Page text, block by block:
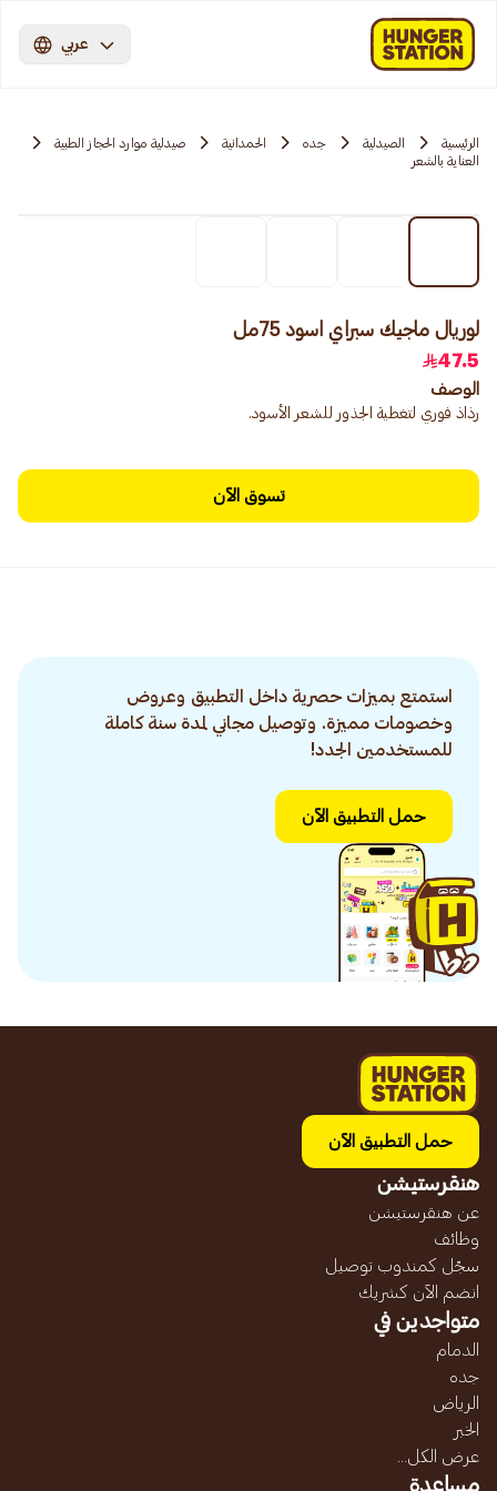
عربي
الرئيسية الصيدلية جده الحمدانية
صيدلية موارد الحجاز الطبية
العناية بالشعر
لوريال ماجيك سبراي اسود 75مل
47.5
الوصف
رذاذ فوري لتغطية الجذور للشعر الأسود.
تسوق الآن
استمتع بميزات حصرية داخل التطبيق وعروض
وخصومات مميزة. وتوصيل مجاني لمدة سنة كاملة
للمستخدمين الجدد!
حمل التطبيق الآن
حمل التطبيق الآن
هنقرستيشن
عن هنقرستيشن
وظائف
سجّل كمندوب توصيل
انضم الآن كشريك
متواجدين في
الدمام
جده
الرياض
الخبر
عرض الكل...
مساعدة